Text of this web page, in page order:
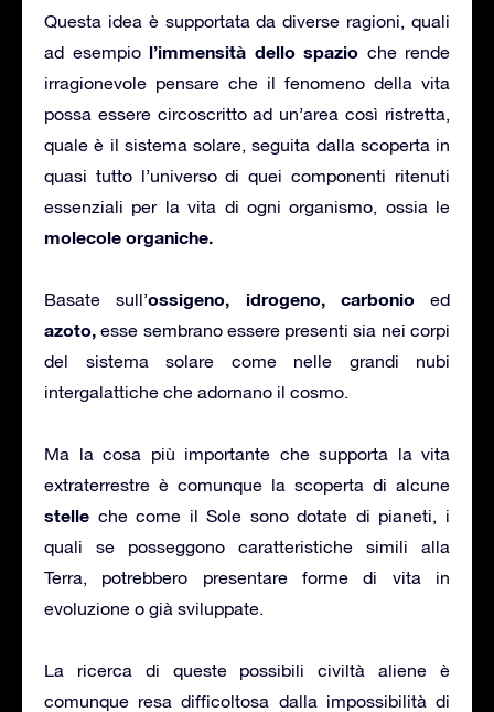
Questa idea è supportata da diverse ragioni, quali
ad esempio l’immensità dello spazio che rende
irragionevole pensare che il fenomeno della vita
possa essere circoscritto ad un’area così ristretta,
quale è il sistema solare, seguita dalla scoperta in
quasi tutto l’universo di quei componenti ritenuti
essenziali per la vita di ogni organismo, ossia le
molecole organiche.
Basate sull’ossigeno, idrogeno, carbonioed
azoto, esse sembrano essere presenti sia nei corpi
del sistema solare come nelle grandi nubi
intergalattiche che adornano il cosmo.
Ma la cosa più importante che supporta la vita
extraterrestre è comunque la scoperta di alcune
stelle che come il Sole sono dotate di pianeti, i
quali se posseggono caratteristiche simili alla
Terra, potrebbero presentare forme di vita in
evoluzione o già sviluppate.
La ricerca di queste possibili civiltà aliene è
comunque resa difficoltosa dalla impossibilità di